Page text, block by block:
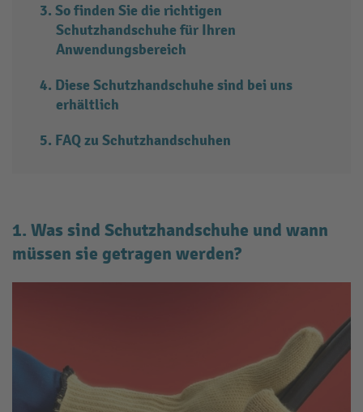
So finden Sie die richtigen
Schutzhandschuhe für Ihren
Anwendungsbereich
Diese Schutzhandschuhe sind bei uns
erhältlich
FAQ zu Schutzhandschuhen
1. Was sind Schutzhandschuhe und wann
müssen sie getragen werden?